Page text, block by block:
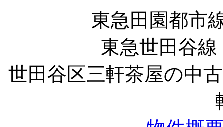
東急田園都市
東急世田谷
世田谷区三軒茶屋の中